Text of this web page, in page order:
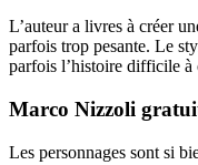
L’auteur a livres à créer
parfois trop pesante. Le
parfois l’histoire difficile à
Marco Nizzoli
Les personnages sont si